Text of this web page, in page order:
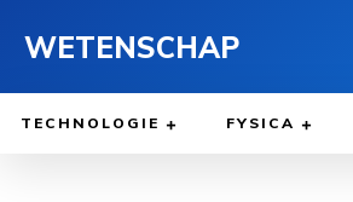
WETENSCHAP
TECHNOLOGIE FYSICA